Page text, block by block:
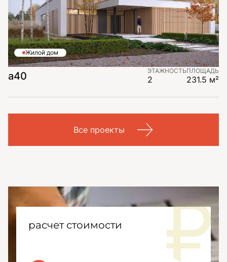
Жилой дом
a40 ЭТАЖНОСТЬ
2
ПЛОЩАДЬ
231.5 м²
Все проекты
расчет стоимости